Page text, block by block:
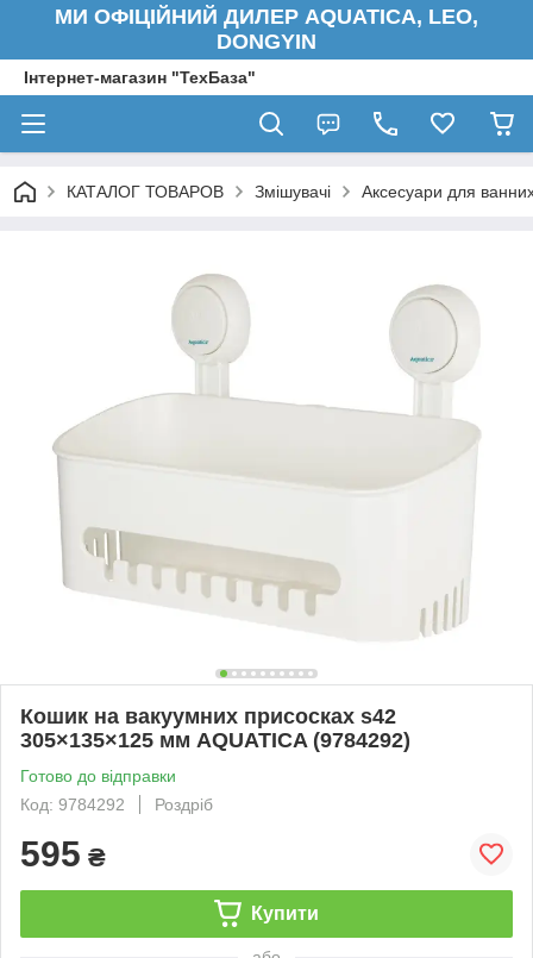
МИ ОФІЦІЙНИЙ ДИЛЕР AQUATICA, LEO,
DONGYIN
Інтернет-магазин "ТехБаза"
КАТАЛОГ ТОВАРОВ Змішувачі Аксесуари для
Кошик на вакуумних присосках s42
305×135×125 мм AQUATICA (9784292)
Готово до відправки
Код: 9784292
Роздріб
595 ₴
Купити